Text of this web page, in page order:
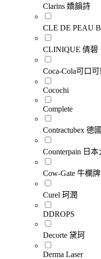
Clarins 嬌韻詩
CLE DE PEAU
CLINIQUE 倩碧
Coca-Cola可口
Cocochi
Complete
Contractubex 德
Counterpain 日本
Cow-Gate 牛欄牌
Curel 珂潤
DDROPS
Decorte 黛珂
Derma Laser